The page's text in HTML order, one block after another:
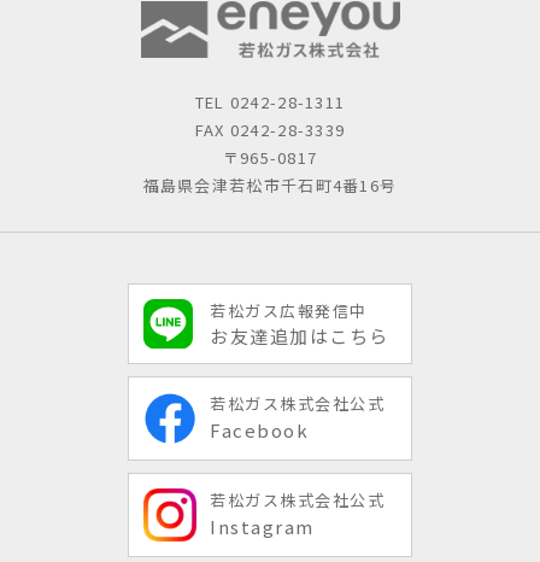
TEL 0242-28-1311
FAX 0242-28-3339
〒965-0817
福島県会津若松市千石町4番16号
若松ガス広報発信中
お友達追加はこちら
若松ガス株式会社公式
Facebook
若松ガス株式会社公式
Instagram